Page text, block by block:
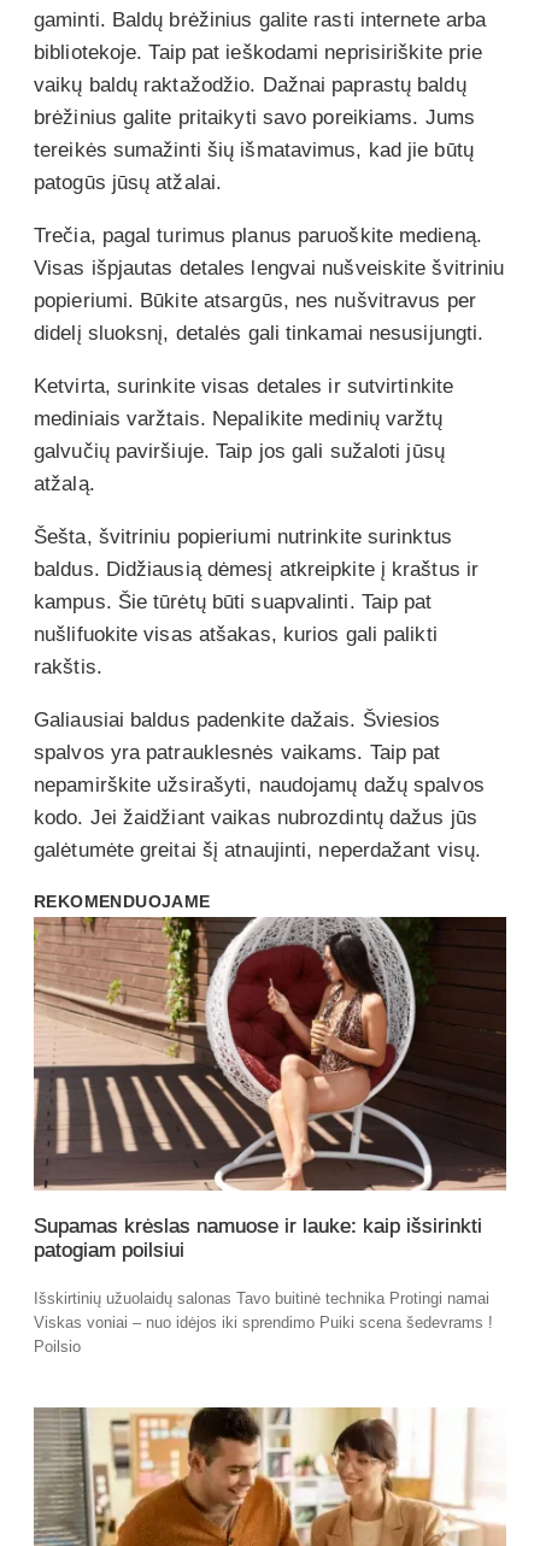
gaminti. Baldų brėžinius galite rasti internete arba
bibliotekoje. Taip pat ieškodami neprisiriškite prie
vaikų baldų raktažodžio. Dažnai paprastų baldų
brėžinius galite pritaikyti savo poreikiams. Jums
tereikės sumažinti šių išmatavimus, kad jie būtų
patogūs jūsų atžalai.
Trečia, pagal turimus planus paruoškite medieną.
Visas išpjautas detales lengvai nušveiskite švitriniu
popieriumi. Būkite atsargūs, nes nušvitravus per
didelį sluoksnį, detalės gali tinkamai nesusijungti.
Ketvirta, surinkite visas detales ir sutvirtinkite
mediniais varžtais. Nepalikite medinių varžtų
galvučių paviršiuje. Taip jos gali sužaloti jūsų
atžalą.
Šešta, švitriniu popieriumi nutrinkite surinktus
baldus. Didžiausią dėmesį atkreipkite į kraštus ir
kampus. Šie tūrėtų būti suapvalinti. Taip pat
nušlifuokite visas atšakas, kurios gali palikti
rakštis.
Galiausiai baldus padenkite dažais. Šviesios
spalvos yra patrauklesnės vaikams. Taip pat
nepamirškite užsirašyti, naudojamų dažų spalvos
kodo. Jei žaidžiant vaikas nubrozdintų dažus jūs
galėtumėte greitai šį atnaujinti, neperdažant visų.
REKOMENDUOJAME
Supamas krėslas namuose ir lauke: kaip išsirinkti
patogiam poilsiui
Išskirtinių užuolaidų salonas Tavo buitinė technika Protingi namai
Viskas voniai – nuo idėjos iki sprendimo Puiki scena šedevrams !
Poilsio